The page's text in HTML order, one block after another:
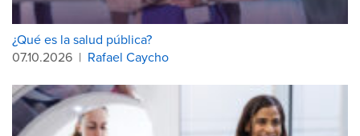
¿Qué es la salud pública?
07.10.2026 | Rafael Caycho